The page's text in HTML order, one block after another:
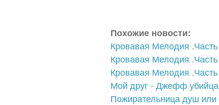
Похожие новости:
Кровавая Мелодия
Кровавая Мелодия
Кровавая Мелодия
Мой друг - Джефф
Пожирательница душ